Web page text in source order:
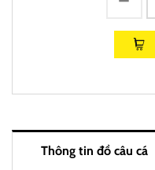
Thông tin đồ câu cá